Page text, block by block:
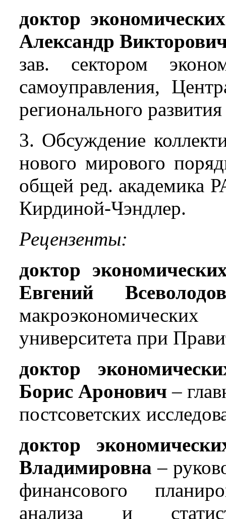
доктор
Александр
зав. сектором
самоуправления,
регионального
3. Обсуждение
нового мирового
общей ред. академика
Кирдиной-Чэндлер.
Рецензенты:
доктор
Евгений
университета при
доктор
Борис Аронович–
постсоветских
доктор
Владимировна –
финансового
анализа и